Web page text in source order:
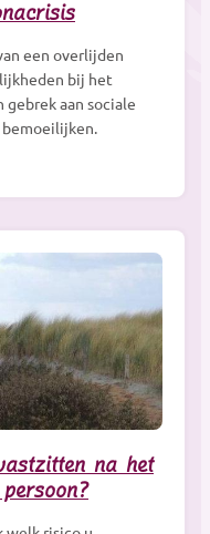
een overlijden
bij het
gebrek aan sociale
na het